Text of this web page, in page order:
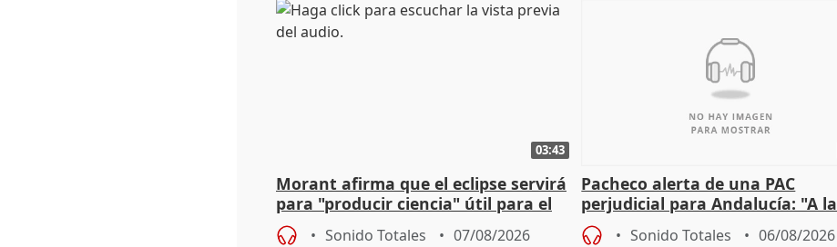
03:43
Morant afirma que el eclipse servirá
para "producir ciencia" útil para el
resto del mundo
Sonido Totales 07/08/2026
Pacheco alerta de una PAC
perjudicial para Andalucía: "A la
agricultura hay que protegerla"
Sonido Totales 06/08/2026